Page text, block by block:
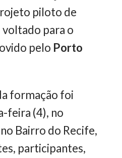
piloto de
para o
pelo Porto
formação foi
feira (4), no
Bairro do Recife,
participantes,